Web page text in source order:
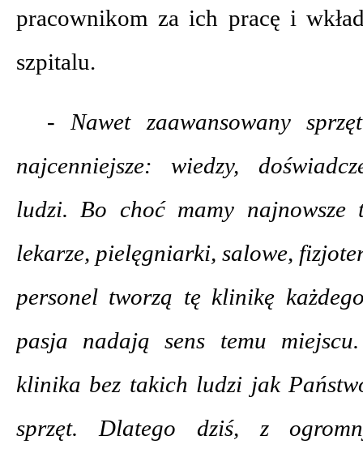
pracownikom za ich pracę i
szpitalu.
- Nawet zaawansowany
najcenniejsze: wiedzy,
ludzi. Bo choć mamy najnowsze
lekarze, pielęgniarki, salowe,
personel tworzą tę klinikę
pasja nadają sens temu
klinika bez takich ludzi jak
sprzęt. Dlatego dziś, z